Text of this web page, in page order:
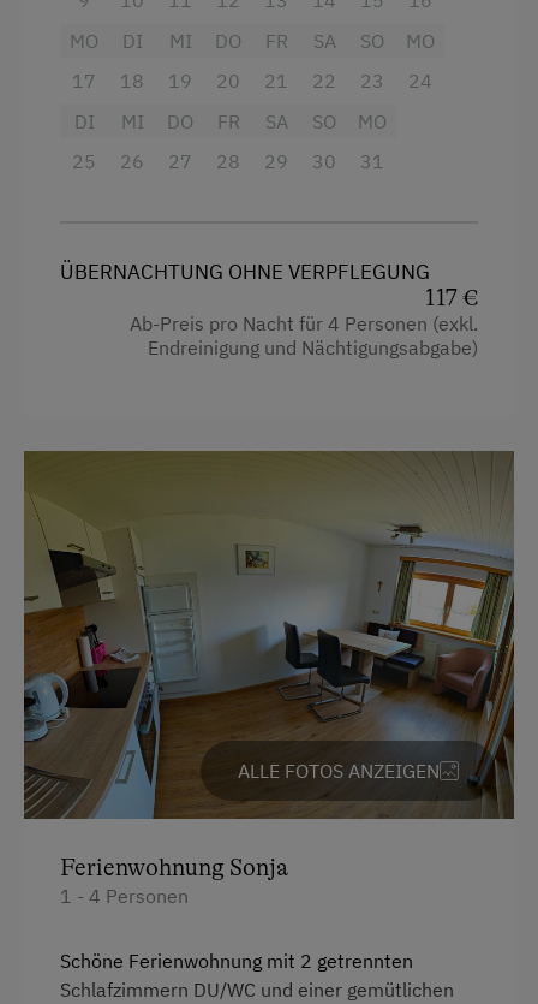
Kühlschrank
MO
17
DI
18
MI
19
DO
20
FR
21
SA
22
SO
23
MO
24
DI
25
MI
26
DO
27
FR
28
SA
29
SO
30
MO
31
ÜBERNACHTUNG OHNE VERPFLEGUNG
117 €
Ab-Preis pro Nacht für 4 Personen (exkl.
Endreinigung und Nächtigungsabgabe)
ALLE FOTOS ANZEIGEN
Ferienwohnung Sonja
1 - 4 Personen
Schöne Ferienwohnung mit 2 getrennten
Schlafzimmern DU/WC und einer gemütlichen